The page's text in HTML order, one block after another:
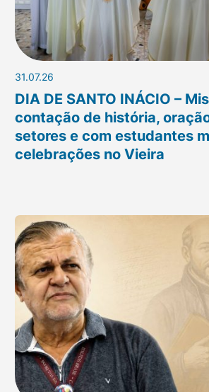
31.07.26
DIA DE SANTO INÁCIO –
contação de história,
setores e com estudantes
celebrações no Vieira